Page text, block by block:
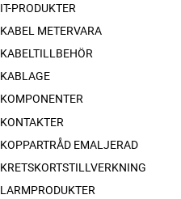
IT-PRODUKTER
KABEL METERVARA
KABELTILLBEHÖR
KABLAGE
KOMPONENTER
KONTAKTER
KOPPARTRÅD EMALJERAD
KRETSKORTSTILLVERKNING
LARMPRODUKTER